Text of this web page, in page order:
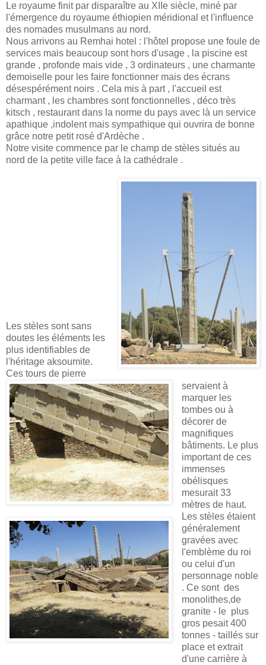
Le royaume finit par disparaître au XIIe siècle, miné par
l'émergence du royaume éthiopien méridional et l'influence
des nomades musulmans au nord.
Nous arrivons au Remhai hotel : l'hôtel propose une foule de
services mais beaucoup sont hors d'usage , la piscine est
grande , profonde mais vide , 3 ordinateurs , une charmante
demoiselle pour les faire fonctionner mais des écrans
désespérément noirs . Cela mis à part , l'accueil est
charmant , les chambres sont fonctionnelles , déco très
kitsch , restaurant dans la norme du pays avec là un service
apathique ,indolent mais sympathique qui ouvrira de bonne
grâce notre petit rosé d'Ardèche .
Notre visite commence par le champ de stèles situés au
nord de la petite ville face à la cathédrale .
Les stèles sont sans
doutes les éléments les
plus identifiables de
l'héritage aksoumite.
Ces tours de pierre
servaient à
marquer les
tombes ou à
décorer de
magnifiques
bâtiments. Le plus
important de ces
immenses
obélisques
mesurait 33
mètres de haut.
Les stèles étaient
généralement
gravées avec
l'emblème du roi
ou celui d'un
personnage noble
. Ce sont des
monolithes,de
granite - le plus
gros pesait 400
tonnes - taillés sur
place et extrait
d'une carrière à